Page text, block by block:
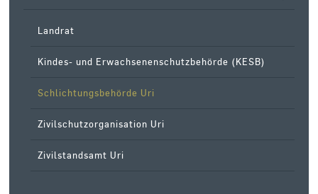
Landrat
Kindes- und Erwachsenenschutzbehörde (KESB)
Schlichtungsbehörde Uri
Zivilschutzorganisation Uri
Zivilstandsamt Uri